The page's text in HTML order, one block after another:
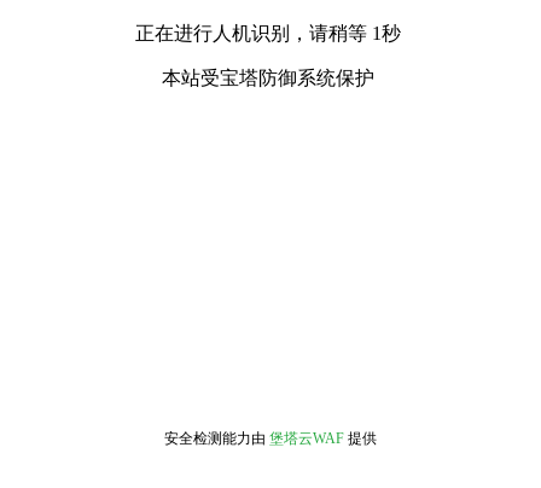
正在进行人机识别，请稍等 1秒
本站受宝塔防御系统保护
安全检测能力由 堡塔云WAF 提供